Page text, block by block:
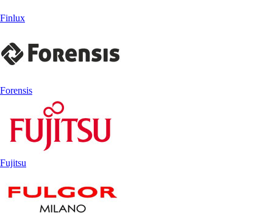
Finlux
Forensis
Fujitsu